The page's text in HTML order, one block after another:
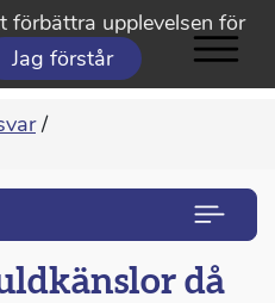
förbättra upplevelsen för
Jag förstår
/
då